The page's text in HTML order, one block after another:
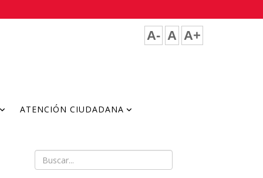
A- A A+
ATENCIÓN CIUDADANA